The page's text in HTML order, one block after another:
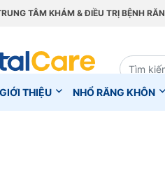
TÂM KHÁM & ĐIỀU TRỊ BỆNH
GIỚI THIỆU NHỔ RĂNG KHÔN